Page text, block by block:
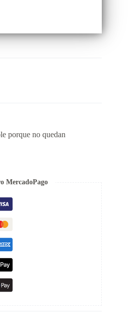
porque no quedan
MercadoPago